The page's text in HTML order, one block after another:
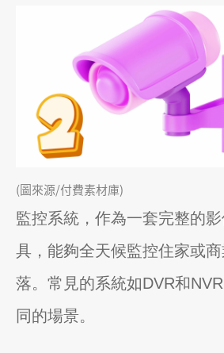
(圖來源/付費素材庫)
監控系統，作為一套完整的
具，能夠全天候監控住家或
落。常見的系統如DVR和
同的場景。